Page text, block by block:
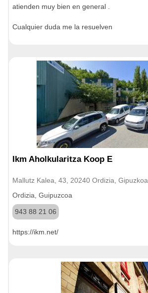
atienden muy bien en general .
Cualquier duda me la resuelven
Ikm Aholkularitza Koop E
Mallutz Kalea, 43, 20240 Ordizia, Gipuzkoa
Ordizia, Guipuzcoa
943 88 21 06
https://ikm.net/